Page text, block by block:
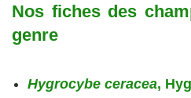
Nos fiches des
genre
Hygrocybe ceracea,